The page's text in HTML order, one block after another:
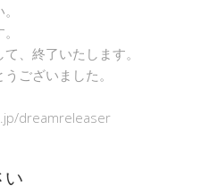
、終了いたします。
ございました。
dreamreleaser